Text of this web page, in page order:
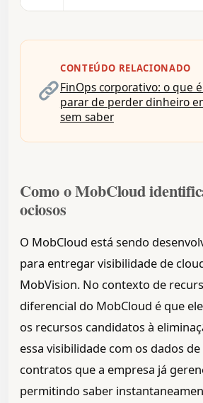
CONTEÚDO RELACIONADO
FinOps corporativo: o que
parar de perder dinheiro
sem saber
Como o MobCloud
ociosos
O MobCloud está sendo
para entregar visibilidade de
MobVision. No contexto de
diferencial do MobCloud é que
os recursos candidatos à
essa visibilidade com os dados
contratos que a empresa já
permitindo saber